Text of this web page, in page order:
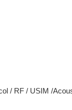
/ RF / USIM /